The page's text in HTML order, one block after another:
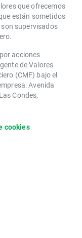
que ofrecemos
están sometidos
supervisados
acciones
de Valores
(CMF) bajo el
Avenida
Condes,
cookies